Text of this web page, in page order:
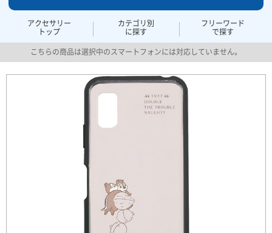
アクセサリー
トップ
カテゴリ別
に探す
フリーワード
で探す
こちらの商品は選択中のスマートフォンには対応していません。